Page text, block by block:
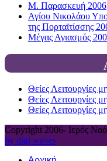
Μ. Παρασκευή 2006
Αγίου Νικολάου
της Πορταϊτίσσης
Μέγας Αγιασμός
Θείες Λειτουργίες
Θείες Λειτουργίες
Θείες Λειτουργίες
Copyright 2006- Ιερός
by digi waves